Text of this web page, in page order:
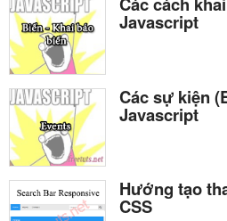
Javascript
Các sự kiện
Javascript
Hướng tạo
CSS